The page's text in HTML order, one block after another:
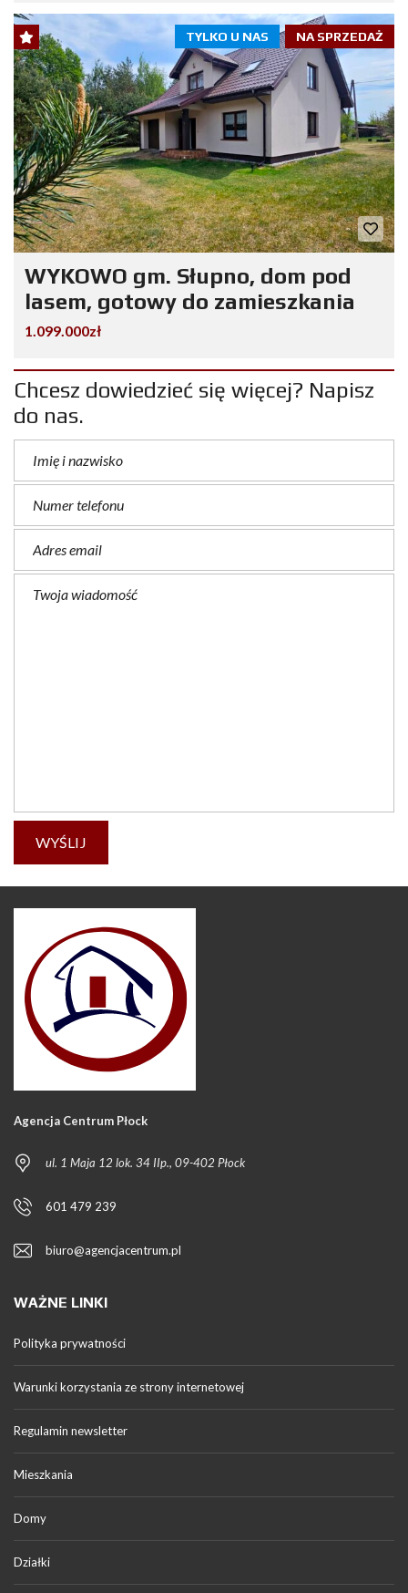
NA SPRZEDAŻ
TYLKO U NAS
WYKOWO gm. Słupno, dom pod
lasem, gotowy do zamieszkania
1.099.000zł
Chcesz dowiedzieć się więcej? Napisz
do nas.
Agencja Centrum Płock
ul. 1 Maja 12 lok. 34 IIp., 09-402 Płock
601 479 239
biuro@agencjacentrum.pl
WAŻNE LINKI
Polityka prywatności
Warunki korzystania ze strony internetowej
Regulamin newsletter
Mieszkania
Domy
Działki